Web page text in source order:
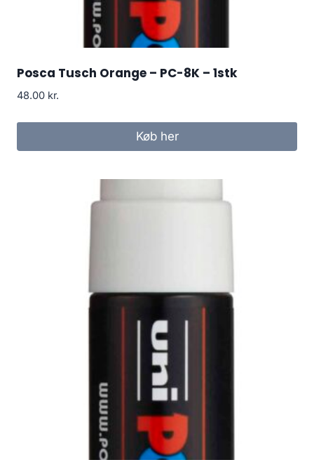
Posca Tusch Orange – PC-8K – 1stk
48.00 kr.
Køb her